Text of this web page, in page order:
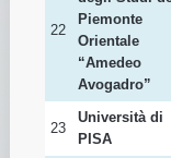
degli Studi di
PALERMO
22
Università
degli Studi del
Piemonte
Orientale
“Amedeo